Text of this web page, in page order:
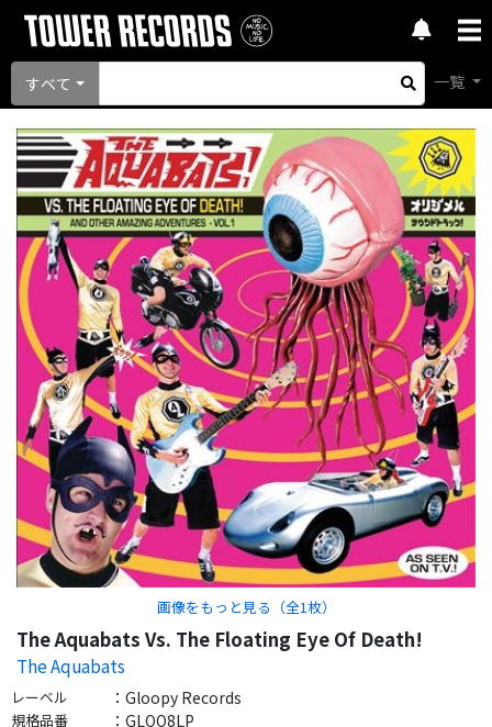
すべて 一覧
画像をもっと見る（全1 枚）
The Aquabats Vs. The Floating Eye Of Death!
The Aquabats
レーベル ： Gloopy Records
規格品番 ： GLOO8LP